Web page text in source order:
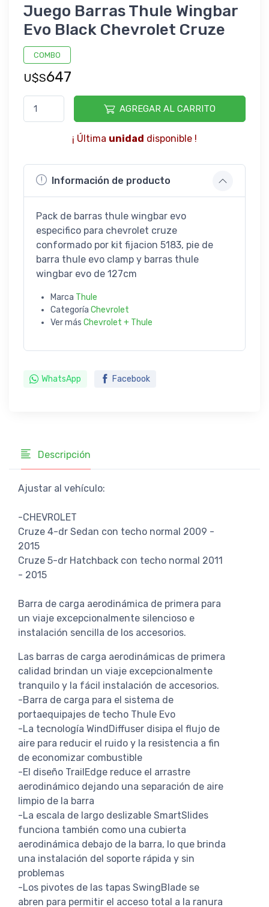
Juego Barras Thule Wingbar
Evo Black Chevrolet Cruze
COMBO
U$S647
AGREGAR AL CARRITO
¡ Última unidad disponible !
Información de producto
Pack de barras thule wingbar evo
especifico para chevrolet cruze
conformado por kit fijacion 5183, pie de
barra thule evo clamp y barras thule
wingbar evo de 127cm
Marca Thule
Categoría Chevrolet
Ver más Chevrolet + Thule
WhatsApp Facebook
Descripción
Ajustar al vehículo:
-CHEVROLET
Cruze 4-dr Sedan con techo normal 2009 -
2015
Cruze 5-dr Hatchback con techo normal 2011
- 2015
Barra de carga aerodinámica de primera para
un viaje excepcionalmente silencioso e
instalación sencilla de los accesorios.
Las barras de carga aerodinámicas de primera
calidad brindan un viaje excepcionalmente
tranquilo y la fácil instalación de accesorios.
-Barra de carga para el sistema de
portaequipajes de techo Thule Evo
-La tecnología WindDiffuser disipa el flujo de
aire para reducir el ruido y la resistencia a fin
de economizar combustible
-El diseño TrailEdge reduce el arrastre
aerodinámico dejando una separación de aire
limpio de la barra
-La escala de largo deslizable SmartSlides
funciona también como una cubierta
aerodinámica debajo de la barra, lo que brinda
una instalación del soporte rápida y sin
problemas
-Los pivotes de las tapas SwingBlade se
abren para permitir el acceso total a la ranura